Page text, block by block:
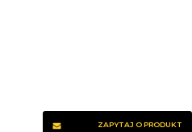
ZAPYTAJ O PRODUKT